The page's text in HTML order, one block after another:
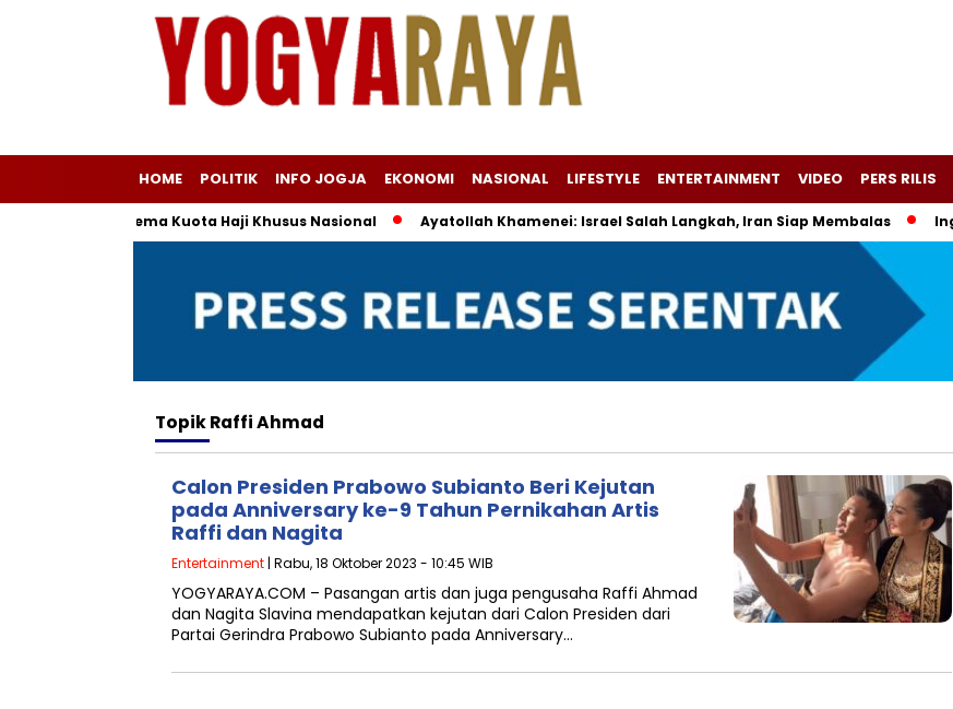
HOME POLITIK INFO JOGJA EKONOMI NASIONAL LIFESTYLE ENTERTAINMENT VIDEO PERS RILIS
di Balik Skema Kuota Haji Khusus Nasional Ayatollah Khamenei: Israel Salah Langkah, Iran Siap Membalas Ingin
TopikRaffi Ahmad
Calon Presiden Prabowo Subianto Beri Kejutan
pada Anniversary ke-9 Tahun Pernikahan Artis
Raffi dan Nagita
Entertainment | Rabu, 18 Oktober 2023 - 10:45 WIB
YOGYARAYA.COM – Pasangan artis dan juga pengusaha Raffi Ahmad
dan Nagita Slavina mendapatkan kejutan dari Calon Presiden dari
Partai Gerindra Prabowo Subianto pada Anniversary…